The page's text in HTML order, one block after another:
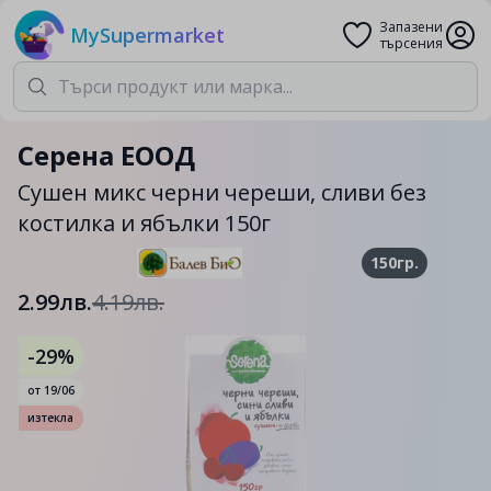
MySupermarket
Запазени
търсения
Серена ЕООД
Сушен микс черни череши, сливи без
костилка и ябълки 150г
150гр.
2.99лв.4.19лв.
-29%
от 19/06
изтекла